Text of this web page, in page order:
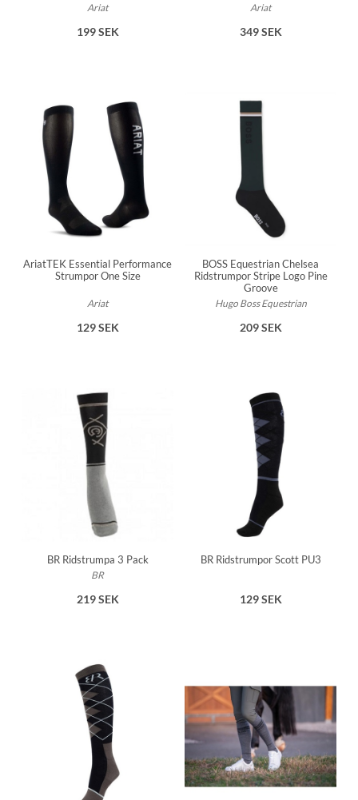
Ariat
199 SEK
Ariat
349 SEK
AriatTEK Essential Performance
Strumpor One Size
Ariat
129 SEK
BOSS Equestrian Chelsea
Ridstrumpor Stripe Logo Pine
Groove
Hugo Boss Equestrian
209 SEK
BR Ridstrumpa 3 Pack
BR
219 SEK
BR Ridstrumpor Scott PU3
129 SEK